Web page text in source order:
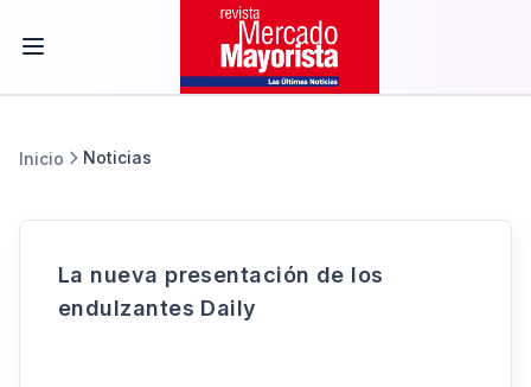
Inicio Noticias
La nueva presentación de los
endulzantes Daily